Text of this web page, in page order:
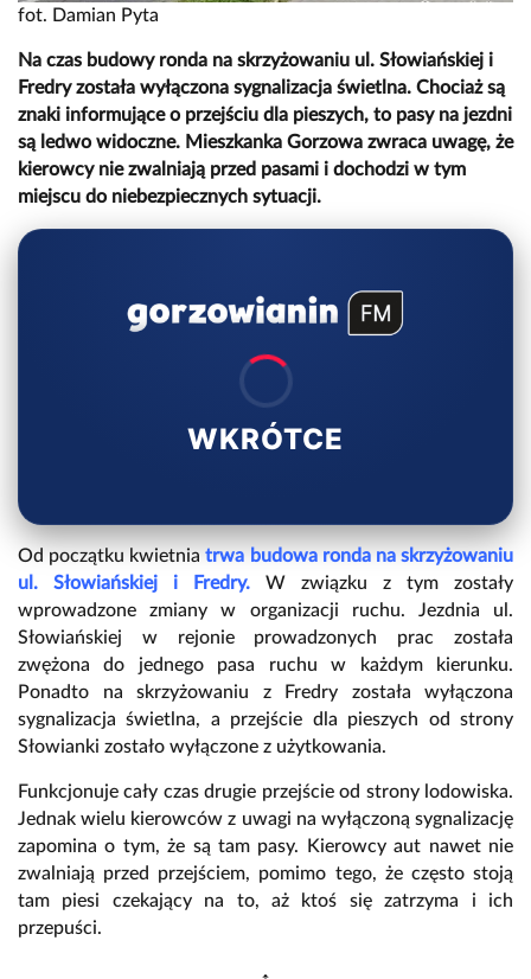
fot. Damian Pyta
Na czas budowy ronda na skrzyżowaniu ul. Słowiańskiej i
Fredry została wyłączona sygnalizacja świetlna. Chociaż są
znaki informujące o przejściu dla pieszych, to pasy na jezdni
są ledwo widoczne. Mieszkanka Gorzowa zwraca uwagę, że
kierowcy nie zwalniają przed pasami i dochodzi w tym
miejscu do niebezpiecznych sytuacji.
WKRÓTCE
Od początku kwietnia trwa budowa ronda na skrzyżowaniu
ul. Słowiańskiej i Fredry. W związku z tym zostały
wprowadzone zmiany w organizacji ruchu. Jezdnia ul.
Słowiańskiej w rejonie prowadzonych prac została
zwężona do jednego pasa ruchu w każdym kierunku.
Ponadto na skrzyżowaniu z Fredry została wyłączona
sygnalizacja świetlna, a przejście dla pieszych od strony
Słowianki zostało wyłączone z użytkowania.
Funkcjonuje cały czas drugie przejście od strony lodowiska.
Jednak wielu kierowców z uwagi na wyłączoną sygnalizację
zapomina o tym, że są tam pasy. Kierowcy aut nawet nie
zwalniają przed przejściem, pomimo tego, że często stoją
tam piesi czekający na to, aż ktoś się zatrzyma i ich
przepuści.